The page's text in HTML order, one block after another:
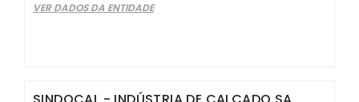
VER DADOS DA ENTIDADE